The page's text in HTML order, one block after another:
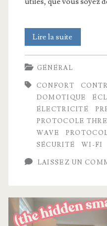
Lire la suite
je
crée
ma
nouvelle
maison
connectée
en
de
zéro
GÉNÉRAL
CONFORT
DOMOTIQUE
ÉLECTRICITÉ
PROTOCOLE
WAVE
SÉCURITÉ
WI-FI
LAISSEZ UN